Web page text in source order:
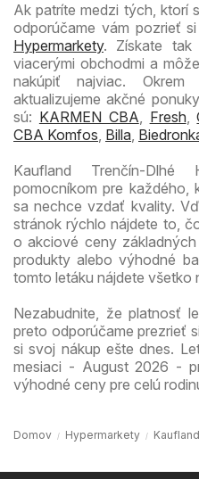
Ak patríte medzi tých, ktorí
odporúčame vám pozrieť
Hypermarkety. Získate tak
viacerými obchodmi a
nakúpiť najviac. Okrem
aktualizujeme akčné
sú: KARMEN CBA, Fresh,
CBA Komfos, Billa,
Kaufland Trenčín-
pomocníkom pre
sa nechce vzdať kvality.
stránok rýchlo nájdete to,
o akciové ceny
produkty alebo výhodné
tomto letáku nájdete všetko
Nezabudnite, že platnosť
preto odporúčame prezrieť
si svoj nákup ešte dnes.
mesiaci - August 2026 -
výhodné ceny pre celú
Domov Hypermarkety Kaufland